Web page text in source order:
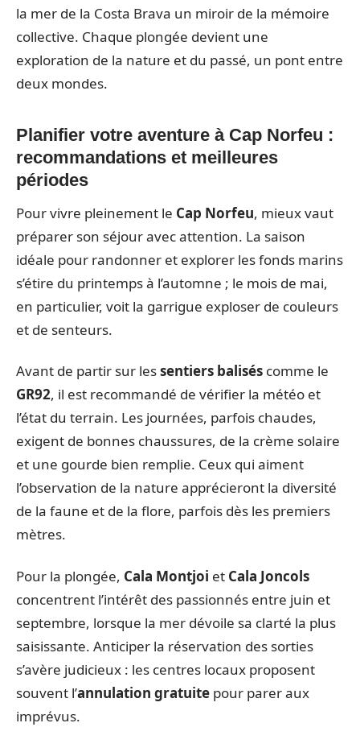
la mer de la Costa Brava un miroir de la mémoire
collective. Chaque plongée devient une
exploration de la nature et du passé, un pont entre
deux mondes.
Planifier votre aventure à Cap Norfeu :
recommandations et meilleures
périodes
Pour vivre pleinement le Cap Norfeu, mieux vaut
préparer son séjour avec attention. La saison
idéale pour randonner et explorer les fonds marins
s’étire du printemps à l’automne ; le mois de mai,
en particulier, voit la garrigue exploser de couleurs
et de senteurs.
Avant de partir sur lessentiers balisés comme le
GR92, il est recommandé de vérifier la météo et
l’état du terrain. Les journées, parfois chaudes,
exigent de bonnes chaussures, de la crème solaire
et une gourde bien remplie. Ceux qui aiment
l’observation de la nature apprécieront la diversité
de la faune et de la flore, parfois dès les premiers
mètres.
Pour la plongée, Cala Montjoi et Cala Joncols
concentrent l’intérêt des passionnés entre juin et
septembre, lorsque la mer dévoile sa clarté la plus
saisissante. Anticiper la réservation des sorties
s’avère judicieux : les centres locaux proposent
souvent l’annulation gratuite pour parer aux
imprévus.